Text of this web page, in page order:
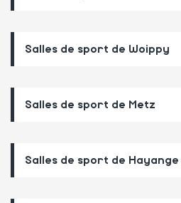
Salles de sport de Woippy
Salles de sport de Metz
Salles de sport de Hayange